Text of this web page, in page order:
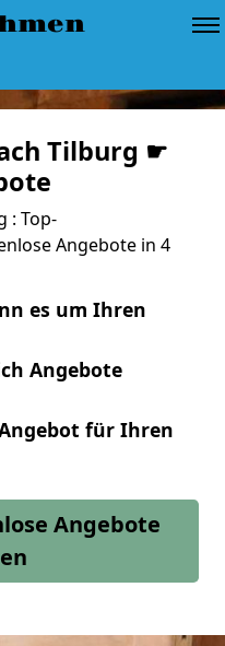
Tilburg ☛
: Top-
Angebote in 4
es um Ihren
Angebote
für Ihren
Angebote